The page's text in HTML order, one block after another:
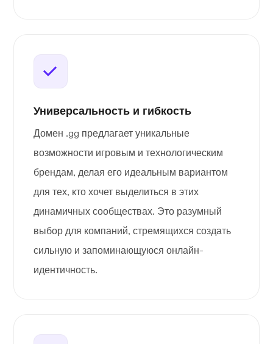
Универсальность и гибкость
Домен .gg предлагает уникальные
возможности игровым и технологическим
брендам, делая его идеальным вариантом
для тех, кто хочет выделиться в этих
динамичных сообществах. Это разумный
выбор для компаний, стремящихся создать
сильную и запоминающуюся онлайн-
идентичность.